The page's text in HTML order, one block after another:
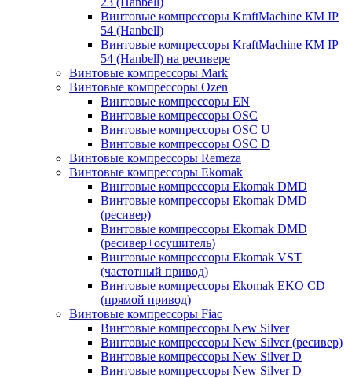
Винтовые компрессоры KraftMachine КМ IP
54 (Hanbell)
Винтовые компрессоры KraftMachine КМ IP
54 (Hanbell) на ресивере
Винтовые компрессоры Mark
Винтовые компрессоры Ozen
Винтовые компрессоры EN
Винтовые компрессоры OSC
Винтовые компрессоры OSC U
Винтовые компрессоры OSC D
Винтовые компрессоры Remeza
Винтовые компрессоры Ekomak
Винтовые компрессоры Ekomak DMD
Винтовые компрессоры Ekomak DMD
(ресивер)
Винтовые компрессоры Ekomak DMD
(ресивер+осушитель)
Винтовые компрессоры Ekomak VST
(частотный привод)
Винтовые компрессоры Ekomak EKO CD
(прямой привод)
Винтовые компрессоры Fiac
Винтовые компрессоры New Silver
Винтовые компрессоры New Silver (ресивер)
Винтовые компрессоры New Silver D
Винтовые компрессоры New Silver D